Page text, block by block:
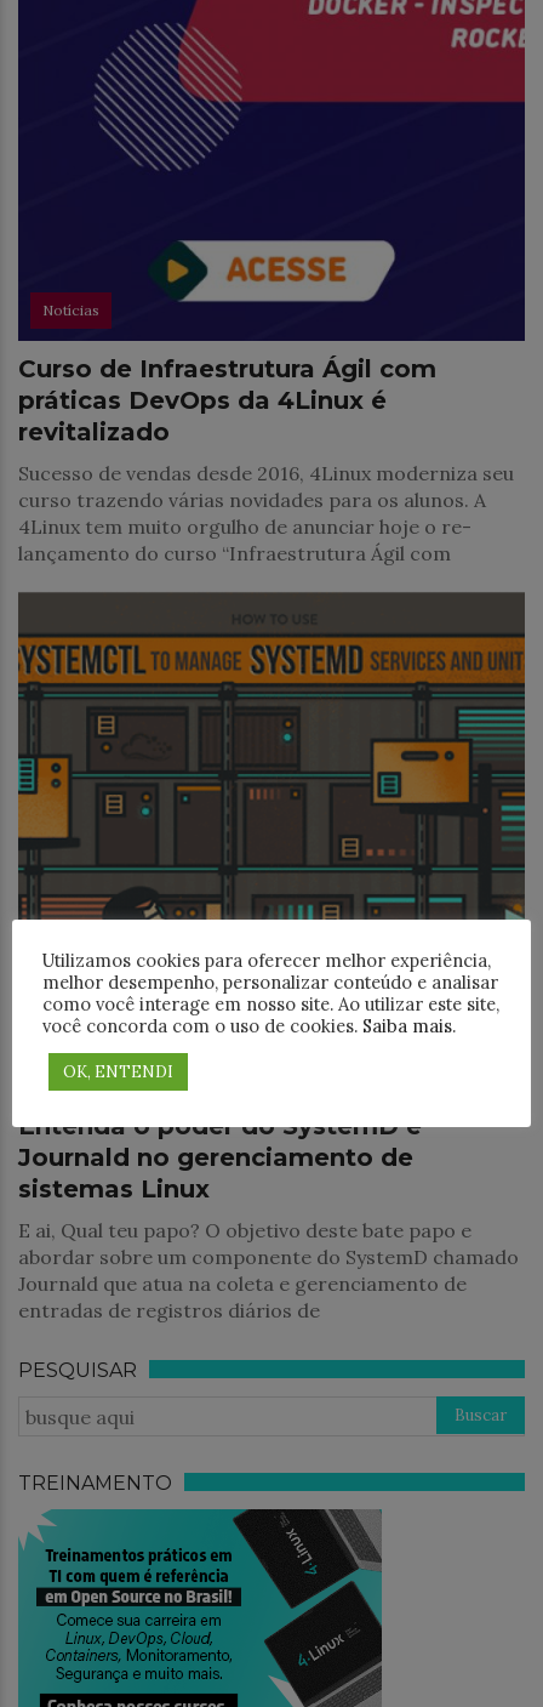
Notícias
Curso de Infraestrutura Ágil com
práticas DevOps da 4Linux é
revitalizado
Sucesso de vendas desde 2016, 4Linux moderniza seu
curso trazendo várias novidades para os alunos. A
4Linux tem muito orgulho de anunciar hoje o re-
lançamento do curso “Infraestrutura Ágil com
Segurança
Entenda o poder do SystemD e
Journald no gerenciamento de
sistemas Linux
E ai, Qual teu papo? O objetivo deste bate papo e
abordar sobre um componente do SystemD chamado
Journald que atua na coleta e gerenciamento de
entradas de registros diários de
PESQUISAR
TREINAMENTO
Utilizamos cookies para oferecer melhor experiência,
melhor desempenho, personalizar conteúdo e analisar
como você interage em nosso site. Ao utilizar este site,
você concorda com o uso de cookies. Saiba mais.
OK, ENTENDI